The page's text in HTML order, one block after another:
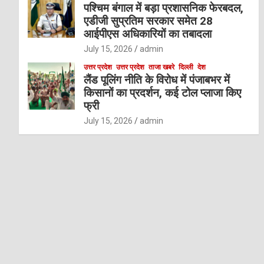
पश्चिम बंगाल में बड़ा प्रशासनिक फेरबदल,
एडीजी सुप्रतिम सरकार समेत 28
आईपीएस अधिकारियों का तबादला
July 15, 2026 admin
उत्तर प्रदेश उत्तर प्रदेश ताजा खबरे दिल्ली देश
लैंड पूलिंग नीति के विरोध में पंजाबभर में
किसानों का प्रदर्शन, कई टोल प्लाजा किए
फ्री
July 15, 2026 admin